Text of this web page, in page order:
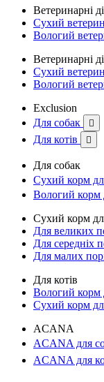
Ветеринарні
Сухий
Вологий
Ветеринарні
Сухий
Вологий
Exclusion
Для собак

Для котів 
Для собак
Сухий корм
Вологий корм
Сухий корм
Для великих
Для середніх
Для малих
Для котів
Вологий корм
Сухий корм
ACANA
ACANA для
ACANA для